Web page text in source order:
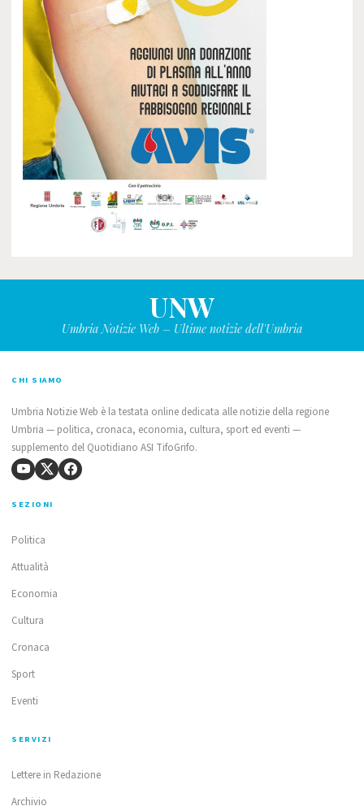
UNW
Umbria Notizie Web – Ultime notizie dell'Umbria
CHI SIAMO
Umbria Notizie Web è la testata online dedicata alle notizie della regione
Umbria — politica, cronaca, economia, cultura, sport ed eventi —
supplemento del Quotidiano ASI TifoGrifo.
SEZIONI
Politica
Attualità
Economia
Cultura
Cronaca
Sport
Eventi
SERVIZI
Lettere in Redazione
Archivio